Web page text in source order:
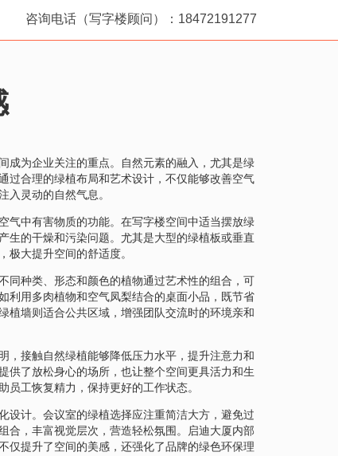
咨询电话（写字楼顾问）：18472191277
成为企业关注的重点。自然元素的融入，尤其是绿
过合理的绿植布局和艺术设计，不仅能够改善空气
入灵动的自然气息。
气中有害物质的功能。在写字楼空间中适当摆放绿
生的干燥和污染问题。尤其是大型的绿植板或垂直
极大提升空间的舒适度。
同种类、形态和颜色的植物通过艺术性的组合，可
利用多肉植物和空气凤梨结合的桌面小品，既节省
植墙则适合公共区域，增强团队交流时的环境亲和
，接触自然绿植能够降低压力水平，提升注意力和
供了放松身心的场所，也让整个空间更具活力和生
工恢复精力，保持更好的工作状态。
设计。会议室的绿植选择应注重简洁大方，避免过
合，丰富视觉层次，营造轻松氛围。启迪大厦内部
仅提升了空间的美感，还强化了品牌的绿色环保理